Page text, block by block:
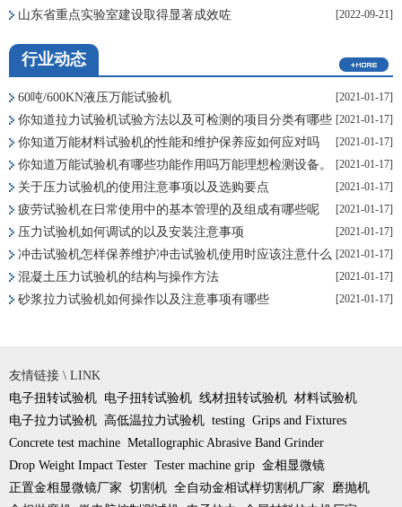
[2022-09-21]
山东省重点实验室建设取得显著成效咗
行业动态
[2021-01-17]
60吨/600KN液压万能试验机
[2021-01-17]
你知道拉力试验机试验方法以及可检测的项目分类有哪些
吗
[2021-01-17]
你知道万能材料试验机的性能和维护保养应如何应对吗
[2021-01-17]
你知道万能试验机有哪些功能作用吗万能理想检测设备。
[2021-01-17]
关于压力试验机的使用注意事项以及选购要点
[2021-01-17]
疲劳试验机在日常使用中的基本管理的及组成有哪些呢
[2021-01-17]
压力试验机如何调试的以及安装注意事项
[2021-01-17]
冲击试验机怎样保养维护冲击试验机使用时应该注意什么
[2021-01-17]
混凝土压力试验机的结构与操作方法
[2021-01-17]
砂浆拉力试验机如何操作以及注意事项有哪些
友情链接 \ LINK
电子扭转试验机 电子扭转试验机 线材扭转试验机 材料试验机
电子拉力试验机 高低温拉力试验机 testing Grips and Fixtures
Concrete test machine Metallographic Abrasive Band Grinder
Drop Weight Impact Tester Tester machine grip 金相显微镜
正置金相显微镜厂家 切割机 全自动金相试样切割机厂家
磨抛机